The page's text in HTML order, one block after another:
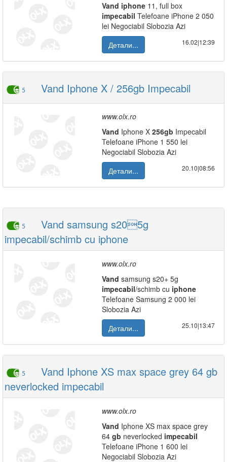
Vand iphone 11, full box
impecabil Telefoane iPhone 2 050
lei Negociabil Slobozia Azi
Детали...
16.02|12:39
5 Vand Iphone X / 256gb Impecabil
www.olx.ro
Vand Iphone X 256gb Impecabil
Telefoane iPhone 1 550 lei
Negociabil Slobozia Azi
Детали...
20.10|08:56
5
Vand samsung s205g
impecabil/schimb cu iphone
www.olx.ro
Vand samsung s20+ 5g
impecabil/schimb cu iphone
Telefoane Samsung 2 000 lei
Slobozia Azi
Детали...
25.10|13:47
5
Vand Iphone XS max space grey 64 gb
neverlocked impecabil
www.olx.ro
Vand Iphone XS max space grey
64 gb neverlocked impecabil
Telefoane iPhone 1 600 lei
Negociabil Slobozia Azi